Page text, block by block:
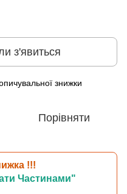
з'явиться
знижки
Порівняти
!!!
Частинами"